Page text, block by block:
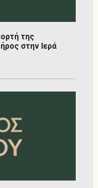
της
στην Ιερά